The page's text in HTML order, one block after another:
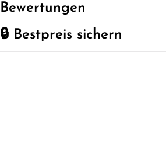
Bewertungen
🔒 Bestpreis sichern